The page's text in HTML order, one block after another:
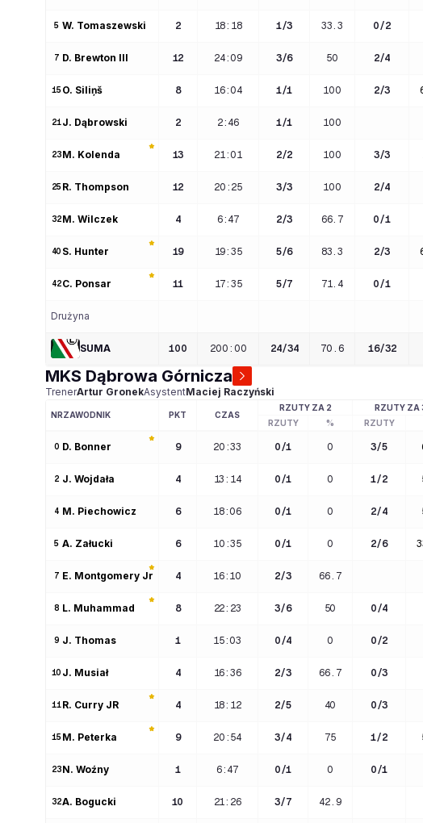
5 W. Tomaszewski 2 18:18 1/3 33.3 0 /2
7 D. Brewton III 12 24:09 3/6 50 2/4
15 O. Siliņš 8 16:04 1/1 100 2/3
21 J. Dąbrowski 2 2:46 1/1 100
23 M. Kolenda 13 21:01 2/2 100 3/3
25 R. Thompson 12 20:25 3/3 100 2/4
32 M. Wilczek 4 6:47 2/3 66.7 0 /1
40 S. Hunter 19 19:35 5/6 83.3 2/3
42 C. Ponsar 11 17:35 5/7 71.4 0 /1
Drużyna
SUMA 100 200 : 00 24/34 70.6 16/32
MKS Dąbrowa Górnicza
TrenerArtur GronekAsystentMaciej Raczyński
NRZAWODNIK PKT CZAS
RZUTY ZA 2 RZUTY ZA
RZUTY
% RZUTY
0 D. Bonner 9 20:33 0 /1 0 3/5
2 J. Wojdała 4 13:14 0 /1 0 1/2
4 M. Piechowicz 6 18:06 0 /1 0 2/4
5 A. Załucki 6 10:35 0 /1 0 2/6
7 E. Montgomery Jr 4 16:10 2/3 66.7
8 L. Muhammad 8 22:23 3/6 50 0 /4
9 J. Thomas 1 15:03 0 /4 0 0 /2
10 J. Musiał 4 16:36 2/3 66.7 0 /3
11 R. Curry JR 4 18:12 2/5 40 0 /3
15 M. Peterka 9 20:54 3/4 75 1/2
23 N. Woźny 1 6:47 0 /1 0 0 /1
32A. Bogucki 10 21:26 3/7 42.9